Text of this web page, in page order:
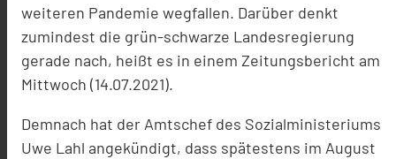
weiteren Pandemie wegfallen. Darüber denkt
zumindest die grün-schwarze Landesregierung
gerade nach, heißt es in einem Zeitungsbericht am
Mittwoch (14.07.2021).
Demnach hat der Amtschef des Sozialministeriums
Uwe Lahl angekündigt, dass spätestens im August